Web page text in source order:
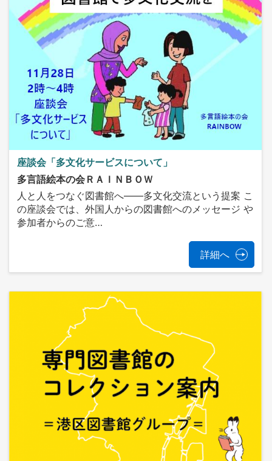
座談会「多文化サービスについて」
多言語絵本の会ＲＡＩＮＢＯＷ
人と人をつなぐ図書館へ——多文化交流という提案 こ
の座談会では、外国人からの図書館へのメッセージ や
参加者からのご意…
詳細へ